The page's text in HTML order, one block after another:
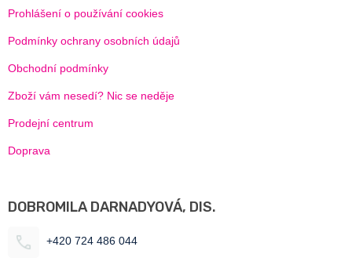
Prohlášení o používání cookies
Podmínky ochrany osobních údajů
Obchodní podmínky
Zboží vám nesedí? Nic se neděje
Prodejní centrum
Doprava
DOBROMILA DARNADYOVÁ, DIS.
+420 724 486 044